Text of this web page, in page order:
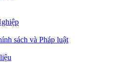
sách và Pháp luật